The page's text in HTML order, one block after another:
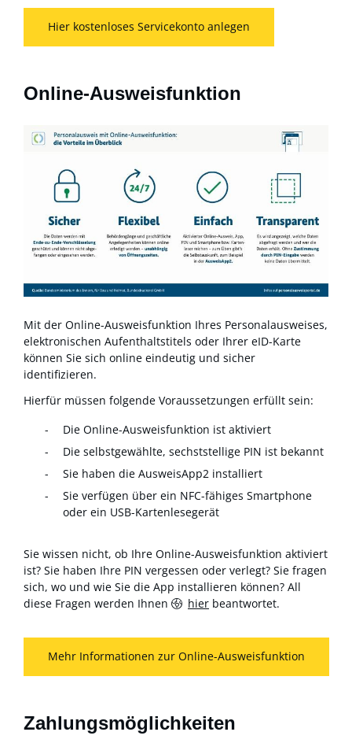
Hier kostenloses Servicekonto anlegen
Online-Ausweisfunktion
Mit der Online-Ausweisfunktion Ihres Personalausweises,
elektronischen Aufenthaltstitels oder Ihrer eID-Karte
können Sie sich online eindeutig und sicher
identifizieren.
Hierfür müssen folgende Voraussetzungen erfüllt sein:
Die Online-Ausweisfunktion ist aktiviert
Die selbstgewählte, sechststellige PIN ist bekannt
Sie haben die AusweisApp2 installiert
Sie verfügen über ein NFC-fähiges Smartphone
oder ein USB-Kartenlesegerät
Sie wissen nicht, ob Ihre Online-Ausweisfunktion aktiviert
ist? Sie haben Ihre PIN vergessen oder verlegt? Sie fragen
sich, wo und wie Sie die App installieren können? All
diese Fragen werden Ihnen
hier beantwortet.
Mehr Informationen zur Online-Ausweisfunktion
Zahlungsmöglichkeiten